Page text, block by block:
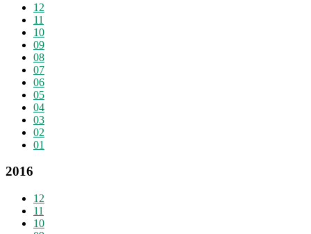
12
11
10
09
08
07
06
05
04
03
02
01
2016
12
11
10